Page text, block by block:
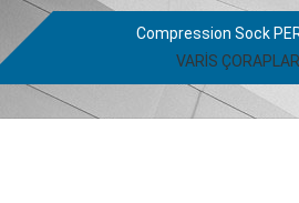
Compression Sock
VARİS ÇORAPLARI